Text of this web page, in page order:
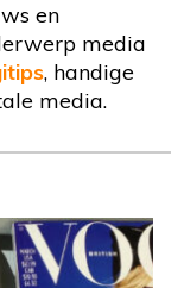
en
media
, handige
media.